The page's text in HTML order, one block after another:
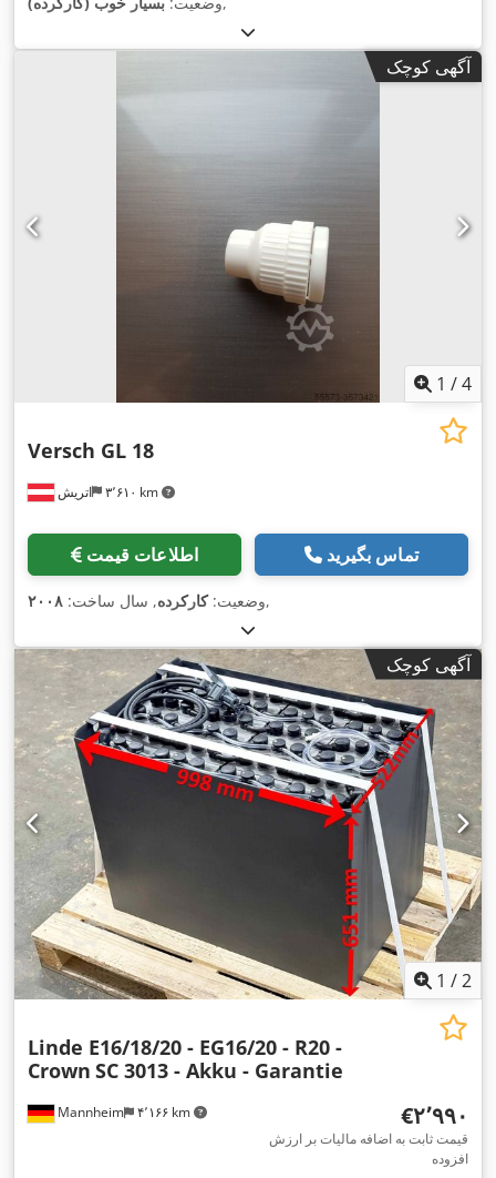
آگهی کوچک
1 /4
اتریش ۳٬۶۱۰ km
Versch GL 18
اطلاعات قیمت تماس بگیرید
وضعیت:کارکرده, سال ساخت: ۲۰۰۸ ,
آگهی کوچک
1 /2
Mannheim ۴٬۱۶۶ km
Linde E16/18/20 - EG16/20 - R20 -
Crown SC 3013 - Akku - Garantie
‎€۲٬۹۹۰
قیمت ثابت به اضافه مالیات بر ارزش
افزوده